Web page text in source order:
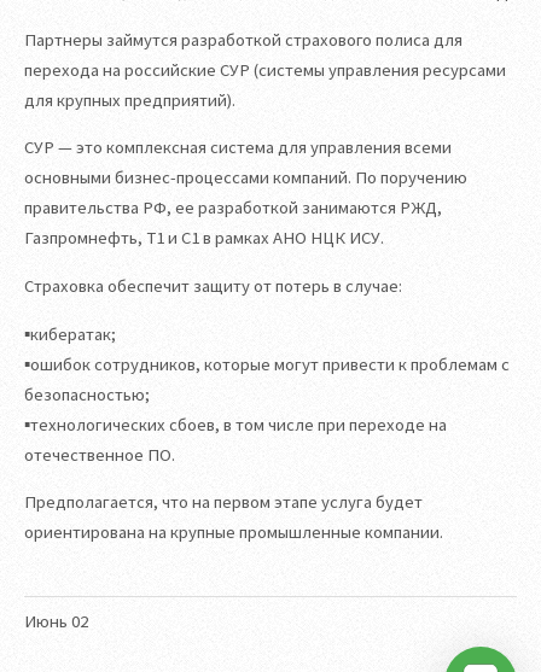
Июнь 02
Партнеры займутся разработкой страхового полиса для
перехода на российские СУР (системы управления ресурсами
для крупных предприятий).
СУР — это комплексная система для управления всеми
основными бизнес-процессами компаний. По поручению
правительства РФ, ее разработкой занимаются РЖД,
Газпромнефть, Т1 и С1 в рамках АНО НЦК ИСУ.
Страховка обеспечит защиту от потерь в случае:
▪️кибератак;
▪️ошибок сотрудников, которые могут привести к проблемам с
безопасностью;
▪️технологических сбоев, в том числе при переходе на
отечественное ПО.
Предполагается, что на первом этапе услуга будет
ориентирована на крупные промышленные компании.